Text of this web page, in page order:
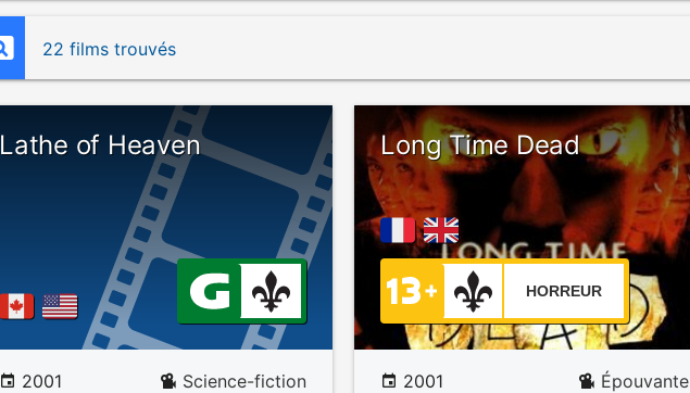
22 films trouvés
Lathe of Heaven
2001 Science-fiction
Long Time Dead
HORREUR
2001 Épouvante